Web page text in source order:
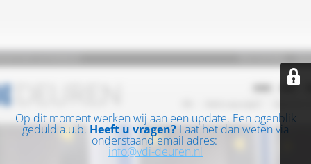
Op dit moment werken wij aan een update. Een ogenblik
geduld a.u.b. Heeft u vragen? Laat het dan weten via
onderstaand email adres:
info@vdi-deuren.nl